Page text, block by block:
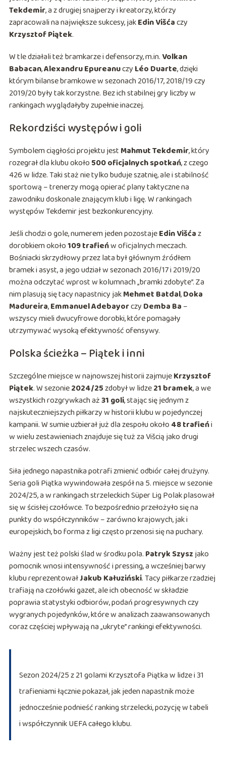
Tekdemir, a z drugiej snajperzy i kreatorzy, którzy
zapracowali na największe sukcesy, jakEdin Višćaczy
Krzysztof Piątek.
W tle działali też bramkarze i defensorzy, m.in. Volkan
Babacan,Alexandru Epureanuczy Léo Duarte, dzięki
którym bilanse bramkowe w sezonach 2016/17, 2018/19 czy
2019/20 były tak korzystne. Bez ich stabilnej gry liczby w
rankingach wyglądałyby zupełnie inaczej.
Rekordziści występów i goli
Symbolem ciągłości projektu jest Mahmut Tekdemir, który
rozegrał dla klubu około 500 oficjalnych spotkań, z czego
426 w lidze. Taki staż nie tylko buduje szatnię, ale i stabilność
sportową – trenerzy mogą opierać plany taktyczne na
zawodniku doskonale znającym klub i ligę. W rankingach
występów Tekdemir jest bezkonkurencyjny.
Jeśli chodzi o gole, numerem jeden pozostajeEdin Višćaz
dorobkiem około109 trafieńw oficjalnych meczach.
Bośniacki skrzydłowy przez lata był głównym źródłem
bramek i asyst, a jego udział w sezonach 2016/17 i 2019/20
można odczytać wprost w kolumnach „bramki zdobyte”. Za
nim plasują się tacy napastnicy jakMehmet Batdal,Doka
Madureira,Emmanuel Adebayorczy Demba Ba –
wszyscy mieli dwucyfrowe dorobki, które pomagały
utrzymywać wysoką efektywność ofensywy.
Polska ścieżka – Piątek i inni
Szczególne miejsce w najnowszej historii zajmujeKrzysztof
Piątek. W sezonie2024/25zdobył w lidze21 bramek, a we
wszystkich rozgrywkach aż31 goli, stając się jednym z
najskuteczniejszych piłkarzy w historii klubu w pojedynczej
kampanii. W sumie uzbierał już dla zespołu około 48 trafieńi
w wielu zestawieniach znajduje się tuż za Višcią jako drugi
strzelec wszech czasów.
Siła jednego napastnika potrafi zmienić odbiór całej drużyny.
Seria goli Piątka wywindowała zespół na 5. miejsce w sezonie
2024/25, a w rankingach strzeleckich Süper Lig Polak plasował
się w ścisłej czołówce. To bezpośrednio przełożyło się na
punkty do współczynników – zarówno krajowych, jak i
europejskich, bo forma z ligi często przenosi się na puchary.
Ważny jest też polski ślad w środku pola. Patryk Szyszjako
pomocnik wnosi intensywność i pressing, a wcześniej barwy
klubu reprezentowałJakub Kałuziński. Tacy piłkarze rzadziej
trafiają na czołówki gazet, ale ich obecność w składzie
poprawia statystyki odbiorów, podań progresywnych czy
wygranych pojedynków, które w analizach zaawansowanych
coraz częściej wpływają na „ukryte” rankingi efektywności.
Sezon 2024/25 z 21 golami Krzysztofa Piątka w lidze i 31
trafieniami łącznie pokazał, jak jeden napastnik może
jednocześnie podnieść ranking strzelecki, pozycję w tabeli
i współczynnik UEFA całego klubu.